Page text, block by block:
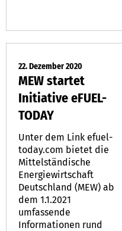
22. Dezember 2020
MEW startet
Initiative eFUEL-
TODAY
Unter dem Link efuel-
today.com bietet die
Mittelständische
Energiewirtschaft
Deutschland (MEW) ab
dem 1.1.2021
umfassende
Informationen rund